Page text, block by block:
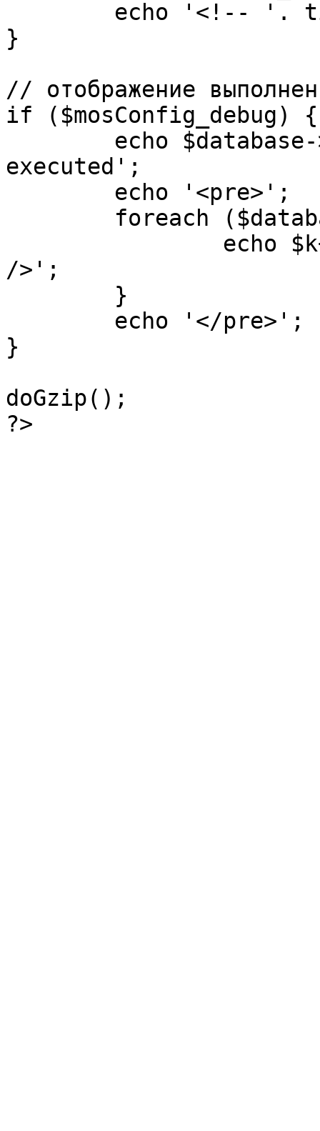
}
// отображение
if ($mosConfig_debug) {
executed';
/>';
}
doGzip();
?>